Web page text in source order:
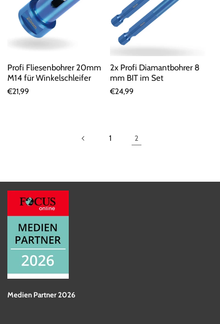
Profi Fliesenbohrer 20mm
M14 für Winkelschleifer
Normaler
€21,99
2x Profi Diamantbohrer 8
mm BIT im Set
Normaler
€24,99
1 2
Medien Partner 2026